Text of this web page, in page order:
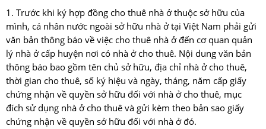
1. Trước khi ký hợp đồng cho thuê nhà ở thuộc sở hữu của
mình, cá nhân nước ngoài sở hữu nhà ở tại Việt Nam phải gửi
văn bản thông báo về việc cho thuê nhà ở đến cơ quan quản
lý nhà ở cấp huyện nơi có nhà ở cho thuê. Nội dung văn bản
thông báo bao gồm tên chủ sở hữu, địa chỉ nhà ở cho thuê,
thời gian cho thuê, số ký hiệu và ngày, tháng, năm cấp giấy
chứng nhận về quyền sở hữu đối với nhà ở cho thuê, mục
đích sử dụng nhà ở cho thuê và gửi kèm theo bản sao giấy
chứng nhận về quyền sở hữu đối với nhà ở đó.